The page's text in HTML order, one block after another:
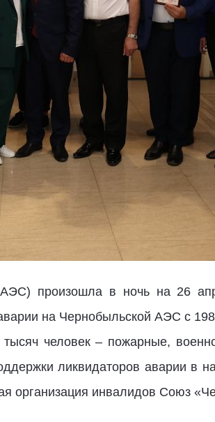
произошла в ночь на 26
на Чернобыльской АЭС с
человек – пожарные,
ликвидаторов аварии в
организация инвалидов Союз